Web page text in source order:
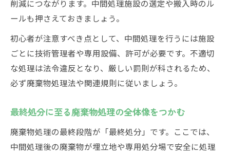
削減につながります。中間処理施設の選定や搬入時のル
ールも押さえておきましょう。
初心者が注意すべき点として、中間処理を行うには施設
ごとに技術管理者や専用設備、許可が必要です。不適切
な処理は法令違反となり、厳しい罰則が科されるため、
必ず廃棄物処理法や関連規則に従いましょう。
最終処分に至る廃棄物処理の全体像をつかむ
廃棄物処理の最終段階が「最終処分」です。ここでは、
中間処理後の廃棄物が埋立地や専用処分場で安全に処理